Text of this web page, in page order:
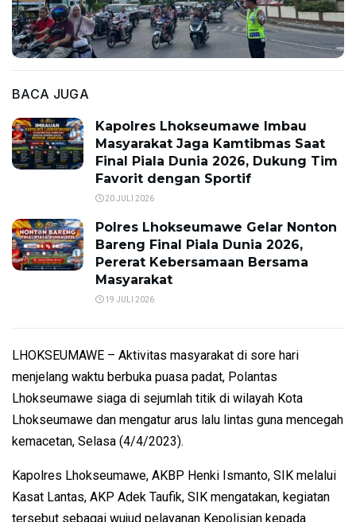
BACA JUGA
Kapolres Lhokseumawe Imbau
Masyarakat Jaga Kamtibmas Saat
Final Piala Dunia 2026, Dukung Tim
Favorit dengan Sportif
20 JULI 2026
Polres Lhokseumawe Gelar Nonton
Bareng Final Piala Dunia 2026,
Pererat Kebersamaan Bersama
Masyarakat
19 JULI 2026
LHOKSEUMAWE – Aktivitas masyarakat di sore hari
menjelang waktu berbuka puasa padat, Polantas
Lhokseumawe siaga di sejumlah titik di wilayah Kota
Lhokseumawe dan mengatur arus lalu lintas guna mencegah
kemacetan, Selasa (4/4/2023).
Kapolres Lhokseumawe, AKBP Henki Ismanto, SIK melalui
Kasat Lantas, AKP Adek Taufik, SIK mengatakan, kegiatan
tersebut sebagai wujud pelayanan Kepolisian kepada